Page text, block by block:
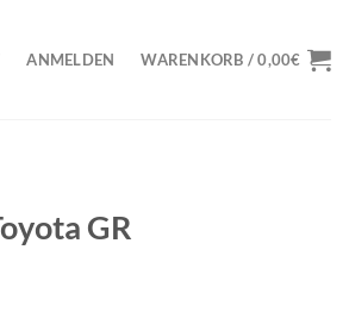
ANMELDEN WARENKORB /0,00€
GR